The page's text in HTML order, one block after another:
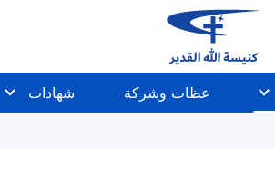
عظات وشركة شهادات